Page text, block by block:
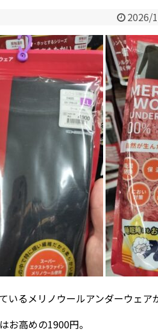
2026/
いるメリノウールアンダーウェア
お高めの1900円。